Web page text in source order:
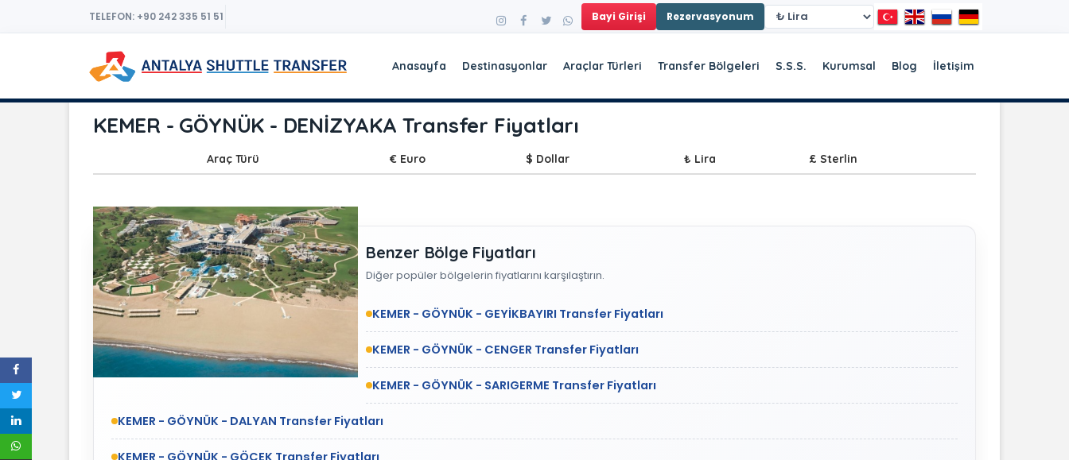
TELEFON: +90 242 335 51 51 Bayi Girişi Rezervasyonum
Anasayfa Destinasyonlar Araçlar Türleri Transfer Bölgeleri S.S.S. Kurumsal Blog İletişim
KEMER - GÖYNÜK - DENİZYAKA Transfer Fiyatları
Araç Türü € Euro $ Dollar ₺ Lira £ Sterlin
Benzer Bölge Fiyatları
Diğer popüler bölgelerin fiyatlarını karşılaştırın.
KEMER - GÖYNÜK - GEYİKBAYIRI Transfer Fiyatları
KEMER - GÖYNÜK - CENGER Transfer Fiyatları
KEMER - GÖYNÜK - SARIGERME Transfer Fiyatları
KEMER - GÖYNÜK - DALYAN Transfer Fiyatları
KEMER - GÖYNÜK - GÖCEK Transfer Fiyatları